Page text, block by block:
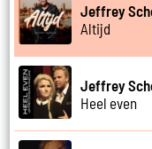
Jeffrey
Altijd
Jeffrey
Heel even